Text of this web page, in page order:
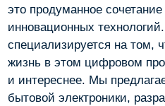
это продуманное
инновационных
специализируется на том,
жизнь в этом цифровом
и интереснее. Мы
бытовой электроники,